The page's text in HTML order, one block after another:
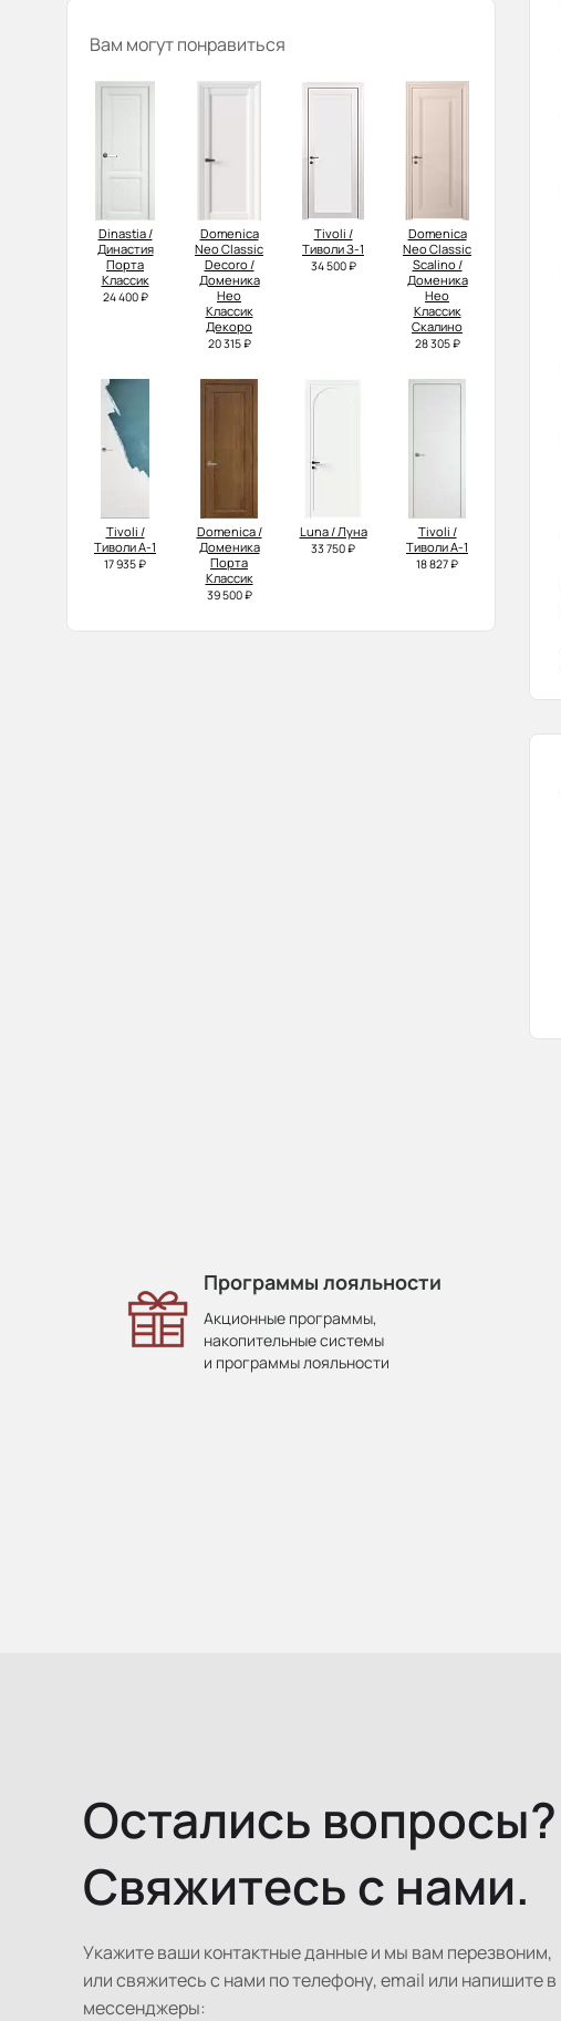
Вам могут понравиться
Dinastia /
Династия
Порта
Классик
24 400 ₽
Domenica
Neo Classic
Decoro /
Доменика
Нео
Классик
Декоро
20 315 ₽
Tivoli /
Тиволи З-1
34 500 ₽
Domenica
Neo Classic
Scalino /
Доменика
Нео
Классик
Скалино
28 305 ₽
Tivoli /
Тиволи А-1
17 935 ₽
Domenica /
Доменика
Порта
Классик
39 500 ₽
Luna / Луна
33 750 ₽
Tivoli /
Тиволи А-1
18 827 ₽
Программы лояльности
Акционные программы,
накопительные системы
и программы лояльности
Остались вопросы?
Свяжитесь с нами.
Укажите ваши контактные данные и мы вам перезвоним,
или свяжитесь с нами по телефону, email или напишите в
мессенджеры: